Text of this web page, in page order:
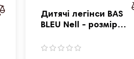
Дитячі легінси BAS
BLEU Nell - розмір